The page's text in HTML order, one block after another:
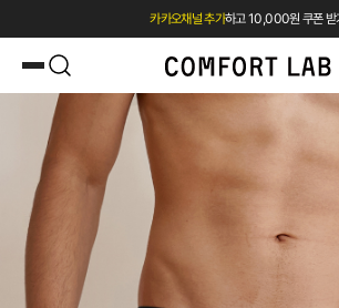
페이코 쿠폰 혜택 12% OFF 24시간만